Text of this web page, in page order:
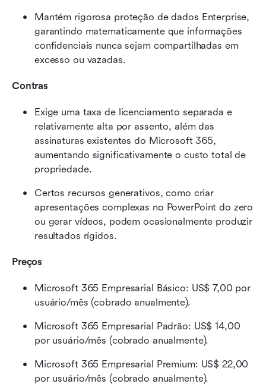
Mantém rigorosa proteção de dados Enterprise,
garantindo matematicamente que informações
confidenciais nunca sejam compartilhadas em
excesso ou vazadas.
Contras
Exige uma taxa de licenciamento separada e
relativamente alta por assento, além das
assinaturas existentes do Microsoft 365,
aumentando significativamente o custo total de
propriedade.
Certos recursos generativos, como criar
apresentações complexas no PowerPoint do zero
ou gerar vídeos, podem ocasionalmente produzir
resultados rígidos.
Preços
Microsoft 365 Empresarial Básico: US$ 7,00 por
usuário/mês (cobrado anualmente).
Microsoft 365 Empresarial Padrão: US$ 14,00
por usuário/mês (cobrado anualmente).
Microsoft 365 Empresarial Premium: US$ 22,00
por usuário/mês (cobrado anualmente).